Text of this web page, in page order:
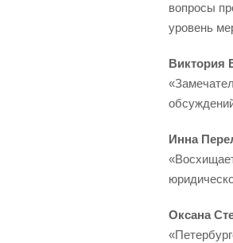
вопросы
уровень
Виктория
Инна
Оксана